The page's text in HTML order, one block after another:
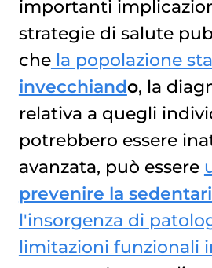
importanti
strategie di salute
chela popolazione sta
invecchiando, la
relativa a quegli
potrebbero essere
avanzata, può essere
prevenire la
l'insorgenza di
limitazioni funzionali